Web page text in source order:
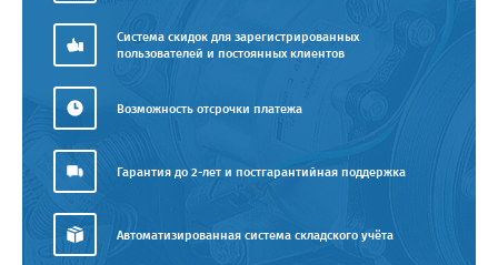
Система скидок для зарегистрированных
пользователей и постоянных клиентов
Возможность отсрочки платежа
Гарантия до 2-лет и постгарантийная поддержка
Автоматизированная система складского учёта